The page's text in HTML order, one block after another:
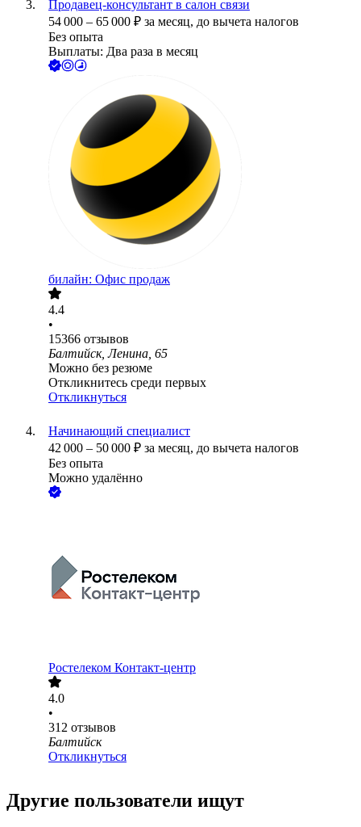
Продавец-консультант в салон связи
54 000 – 65 000 ₽ за месяц, до вычета налогов
Без опыта
Выплаты: Два раза в месяц
билайн: Офис продаж
4.4
•
15366 отзывов
Балтийск, Ленина, 65
Можно без резюме
Откликнитесь среди первых
Откликнуться
Начинающий специалист
42 000 – 50 000 ₽ за месяц, до вычета налогов
Без опыта
Можно удалённо
Ростелеком Контакт-центр
4.0
•
312 отзывов
Балтийск
Откликнуться
Другие пользователи ищут